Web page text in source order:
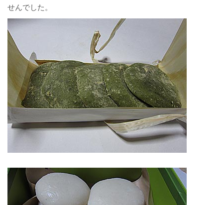
せんでした。